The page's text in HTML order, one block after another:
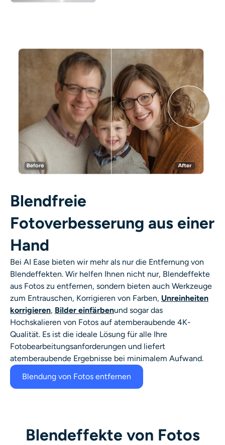
Blendfreie
Fotoverbesserung aus einer
Hand
Bei AI Ease bieten wir mehr als nur die Entfernung von
Blendeffekten. Wir helfen Ihnen nicht nur, Blendeffekte
aus Fotos zu entfernen, sondern bieten auch Werkzeuge
zum Entrauschen, Korrigieren von Farben, Unreinheiten
korrigieren, Bilder einfärbenund sogar das
Hochskalieren von Fotos auf atemberaubende 4K-
Qualität. Es ist die ideale Lösung für alle Ihre
Fotobearbeitungsanforderungen und liefert
atemberaubende Ergebnisse bei minimalem Aufwand.
Blendung von Fotos entfernen
Blendeffekte von Fotos